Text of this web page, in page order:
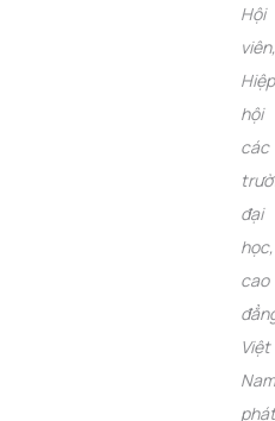
Hội
viên,
Hiệp
hội
các
đại
học,
cao
Việt
Nam
phát